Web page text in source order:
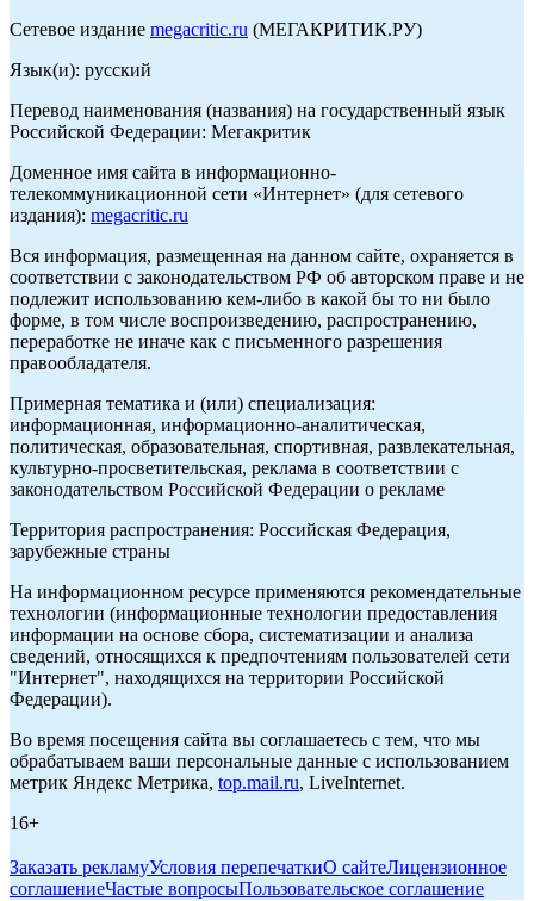
Сетевое издание megacritic.ru (МЕГАКРИТИК.РУ)
Язык(и): русский
Перевод наименования (названия) на государственный язык
Российской Федерации: Мегакритик
Доменное имя сайта в информационно-
телекоммуникационной сети «Интернет» (для сетевого
издания): megacritic.ru
Вся информация, размещенная на данном сайте, охраняется в
соответствии с законодательством РФ об авторском праве и не
подлежит использованию кем-либо в какой бы то ни было
форме, в том числе воспроизведению, распространению,
переработке не иначе как с письменного разрешения
правообладателя.
Примерная тематика и (или) специализация:
информационная, информационно-аналитическая,
политическая, образовательная, спортивная, развлекательная,
культурно-просветительская, реклама в соответствии с
законодательством Российской Федерации о рекламе
Территория распространения: Российская Федерация,
зарубежные страны
На информационном ресурсе применяются рекомендательные
технологии (информационные технологии предоставления
информации на основе сбора, систематизации и анализа
сведений, относящихся к предпочтениям пользователей сети
"Интернет", находящихся на территории Российской
Федерации).
Во время посещения сайта вы соглашаетесь с тем, что мы
обрабатываем ваши персональные данные с использованием
метрик Яндекс Метрика, top.mail.ru, LiveInternet.
16+
Заказать рекламуУсловия перепечаткиО сайтеЛицензионное
соглашениеЧастые вопросыПользовательское соглашение